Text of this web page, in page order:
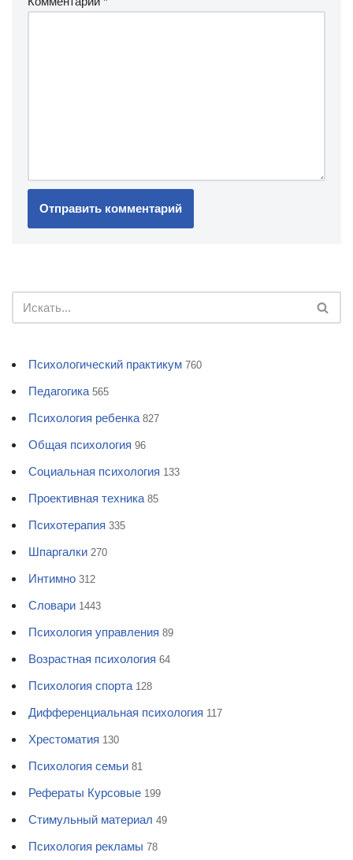
Психологический практикум 760
Педагогика 565
Психология ребенка 827
Общая психология 96
Социальная психология 133
Проективная техника 85
Психотерапия 335
Шпаргалки 270
Интимно 312
Словари 1443
Психология управления 89
Возрастная психология 64
Психология спорта 128
Дифференциальная психология 117
Хрестоматия 130
Психология семьи 81
Рефераты Курсовые 199
Стимульный материал 49
Психология рекламы 78